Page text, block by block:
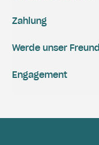
Zahlung
Engagement
Werde unser Freund